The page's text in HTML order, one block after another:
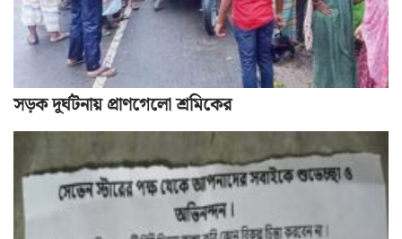
সড়ক দূর্ঘটনায় প্রাণগেলো শ্রমিকের